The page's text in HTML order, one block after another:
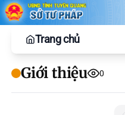
Trang chủ
Giới thiệu 0